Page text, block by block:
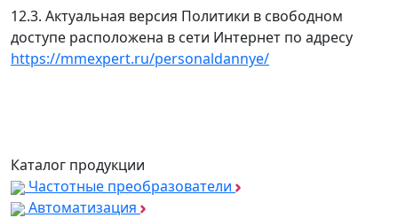
12.3. Актуальная версия Политики в свободном
доступе расположена в сети Интернет по адресу
https://mmexpert.ru/personaldannye/
Каталог продукции
Частотные преобразователи
Автоматизация